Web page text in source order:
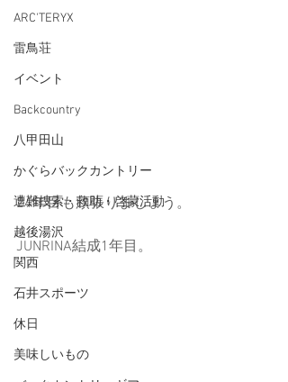
ARC'TERYX
雷鳥荘
イベント
Backcountry
八甲田山
かぐらバックカントリー
遭難捜索・救助・啓蒙活動
越後湯沢
関西
石井スポーツ
休日
美味しいもの
24年目も頑張りましょう。
JUNRINA結成1年目。